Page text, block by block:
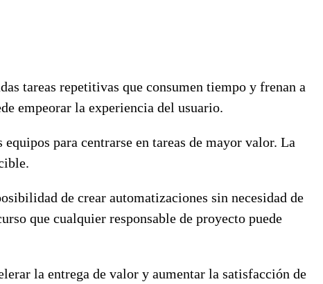
tareas repetitivas que consumen tiempo y frenan a
empeorar la experiencia del usuario.
para centrarse en tareas de mayor valor. La
de crear automatizaciones sin necesidad de
que cualquier responsable de proyecto puede
la entrega de valor y aumentar la satisfacción de